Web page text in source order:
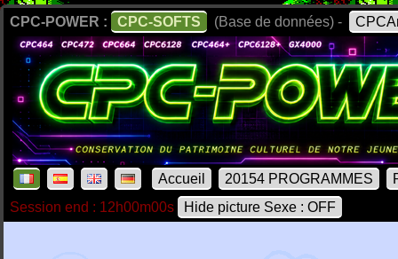
CPC-POWER : CPC-SOFTS (Base de données) -
Accueil 20154 PROGRAMMES
Session end : 12h00m00s
Hide picture Sexe : OFF